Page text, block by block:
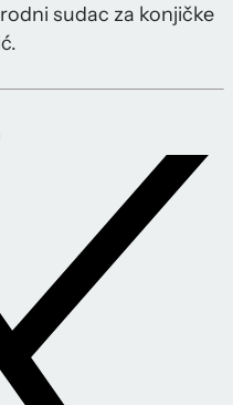
sudac za konjičke